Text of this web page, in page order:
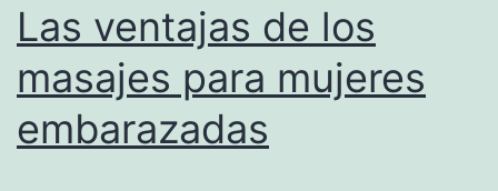
Las ventajas de los
masajes para mujeres
embarazadas